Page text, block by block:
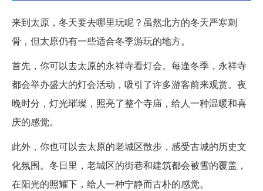
来到太原，冬天要去哪里玩呢？虽然北方的冬天严寒刺
骨，但太原仍有一些适合冬季游玩的地方。
首先，你可以去太原的永祥寺看灯会。每逢冬季，永祥寺
都会举办盛大的灯会活动，吸引了许多游客前来观赏。夜
晚时分，灯光璀璨，照亮了整个寺庙，给人一种温暖和喜
庆的感觉。
此外，你也可以去太原的老城区散步，感受古城的历史文
化氛围。冬日里，老城区的街巷和建筑都会被雪的覆盖，
在阳光的照耀下，给人一种宁静而古朴的感觉。